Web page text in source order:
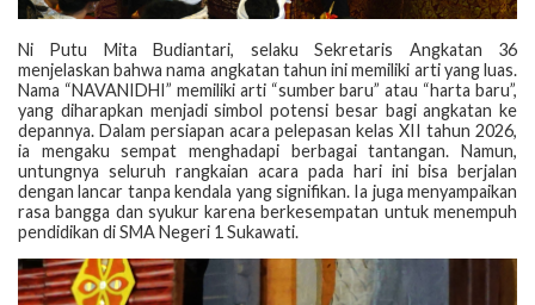
‎Ni Putu Mita Budiantari, selaku Sekretaris Angkatan 36
menjelaskan bahwa nama angkatan tahun ini memiliki arti yang luas.
Nama “NAVANIDHI” memiliki arti “sumber baru” atau “harta baru”,
yang diharapkan menjadi simbol potensi besar bagi angkatan ke
depannya. Dalam persiapan acara pelepasan kelas XII tahun 2026,
ia mengaku sempat menghadapi berbagai tantangan. Namun,
untungnya seluruh rangkaian acara pada hari ini bisa berjalan
dengan lancar tanpa kendala yang signifikan. Ia juga menyampaikan
rasa bangga dan syukur karena berkesempatan untuk menempuh
pendidikan di SMA Negeri 1 Sukawati.